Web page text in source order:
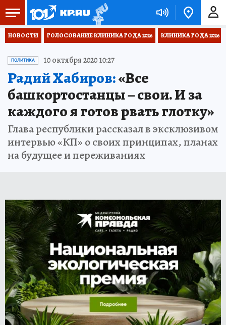
НОВОСТИ ГОЛОСОВАНИЕ КЛИНИКА ГОДА 2026 КЛИНИКА ГОДА 2026
ПОЛИТИКА 10 октября 2020 10:27
Радий Хабиров:«Все
башкортостанцы – свои. И за
каждого я готов рвать глотку»
Глава республики рассказал в эксклюзивом
интервью «КП» о своих принципах, планах
на будущее и переживаниях